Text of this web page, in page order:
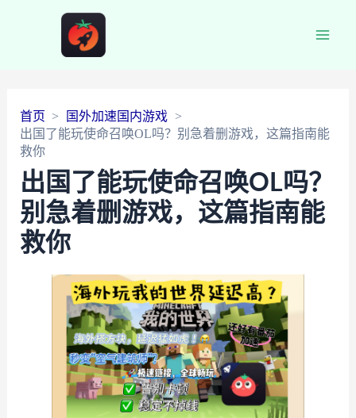
首页
国外加速国内游戏
出国了能玩使命召唤OL吗？别急着删游戏，这篇指南能
救你
出国了能玩使命召唤OL吗？
别急着删游戏，这篇指南能
救你